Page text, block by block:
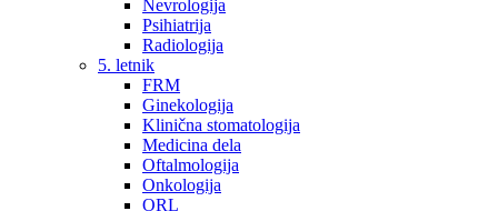
Nevrologija
Psihiatrija
Radiologija
5. letnik
FRM
Ginekologija
Klinična stomatologija
Medicina dela
Oftalmologija
Onkologija
ORL